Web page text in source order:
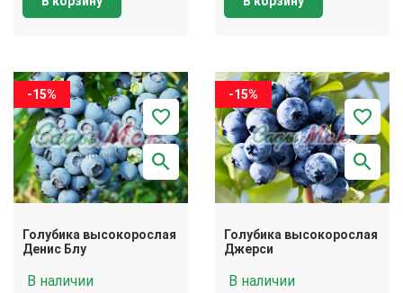
-15%
Голубика высокорослая
Денис Блу
В наличии
-15%
Голубика высокорослая
Джерси
В наличии